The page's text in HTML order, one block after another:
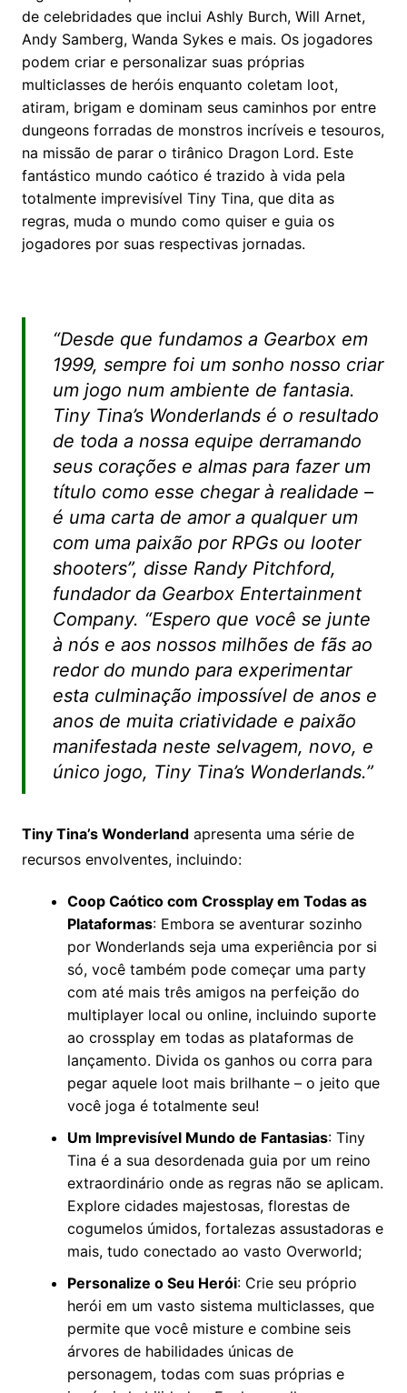
de celebridades que inclui Ashly Burch, Will Arnet,
Andy Samberg, Wanda Sykes e mais. Os jogadores
podem criar e personalizar suas próprias
multiclasses de heróis enquanto coletam loot,
atiram, brigam e dominam seus caminhos por entre
dungeons forradas de monstros incríveis e tesouros,
na missão de parar o tirânico Dragon Lord. Este
fantástico mundo caótico é trazido à vida pela
totalmente imprevisível Tiny Tina, que dita as
regras, muda o mundo como quiser e guia os
jogadores por suas respectivas jornadas.
“Desde que fundamos a Gearbox em
1999, sempre foi um sonho nosso criar
um jogo num ambiente de fantasia.
Tiny Tina’s Wonderlands é o resultado
de toda a nossa equipe derramando
seus corações e almas para fazer um
título como esse chegar à realidade –
é uma carta de amor a qualquer um
com uma paixão por RPGs ou looter
shooters”, disse Randy Pitchford,
fundador da Gearbox Entertainment
Company. “Espero que você se junte
à nós e aos nossos milhões de fãs ao
redor do mundo para experimentar
esta culminação impossível de anos e
anos de muita criatividade e paixão
manifestada neste selvagem, novo, e
único jogo, Tiny Tina’s Wonderlands.”
Tiny Tina’s Wonderlandapresenta uma série de
recursos envolventes, incluindo:
Coop Caótico com Crossplay em Todas as
Plataformas: Embora se aventurar sozinho
por Wonderlands seja uma experiência por si
só, você também pode começar uma party
com até mais três amigos na perfeição do
multiplayer local ou online, incluindo suporte
ao crossplay em todas as plataformas de
lançamento. Divida os ganhos ou corra para
pegar aquele loot mais brilhante – o jeito que
você joga é totalmente seu!
Um Imprevisível Mundo de Fantasias: Tiny
Tina é a sua desordenada guia por um reino
extraordinário onde as regras não se aplicam.
Explore cidades majestosas, florestas de
cogumelos úmidos, fortalezas assustadoras e
mais, tudo conectado ao vasto Overworld;
Personalize o Seu Herói: Crie seu próprio
herói em um vasto sistema multiclasses, que
permite que você misture e combine seis
árvores de habilidades únicas de
personagem, todas com suas próprias e